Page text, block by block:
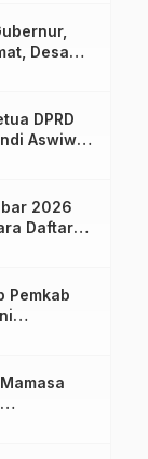
Desa
DPRD
Aswiwin
2026
Daftar
Pemkab